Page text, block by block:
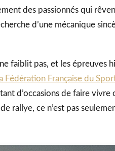
des passionnés qui
d’une mécanique
ne faiblit pas, et les épreuves
Fédération Française du
d’occasions de faire vivre
rallye, ce n’est pas